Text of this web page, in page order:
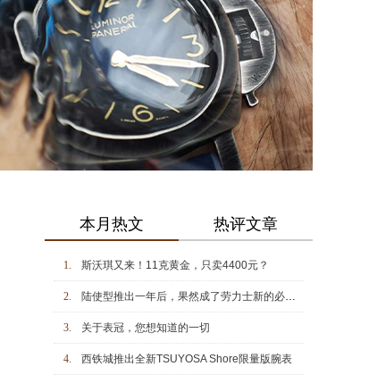
本月热文 热评文章
1. 斯沃琪又来！11克黄金，只卖4400元？
2. 陆使型推出一年后，果然成了劳力士新的必买经典款
3. 关于表冠，您想知道的一切
4. 西铁城推出全新TSUYOSA Shore限量版腕表